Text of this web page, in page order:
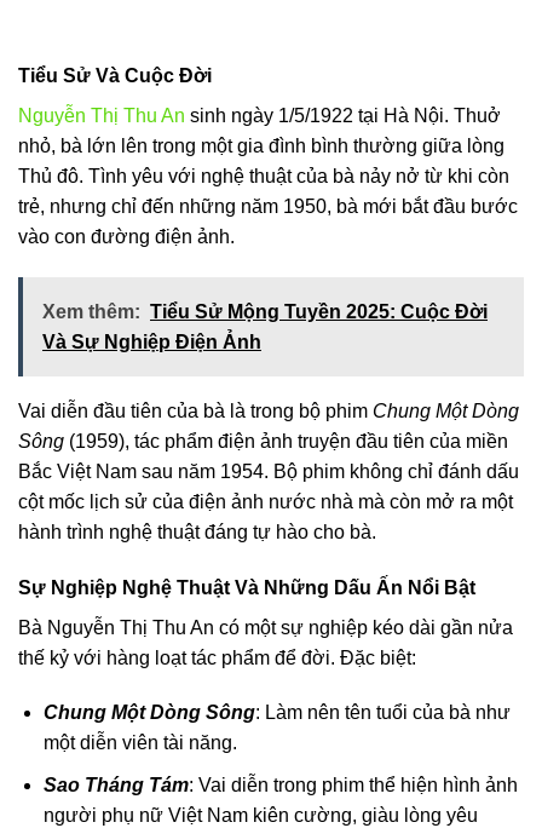
Tiểu Sử Và Cuộc Đời
Nguyễn Thị Thu An sinh ngày 1/5/1922 tại Hà Nội. Thuở
nhỏ, bà lớn lên trong một gia đình bình thường giữa lòng
Thủ đô. Tình yêu với nghệ thuật của bà nảy nở từ khi còn
trẻ, nhưng chỉ đến những năm 1950, bà mới bắt đầu bước
vào con đường điện ảnh.
Xem thêm: Tiểu Sử Mộng Tuyền 2025: Cuộc Đời
Và Sự Nghiệp Điện Ảnh
Vai diễn đầu tiên của bà là trong bộ phim Chung Một Dòng
Sông (1959), tác phẩm điện ảnh truyện đầu tiên của miền
Bắc Việt Nam sau năm 1954. Bộ phim không chỉ đánh dấu
cột mốc lịch sử của điện ảnh nước nhà mà còn mở ra một
hành trình nghệ thuật đáng tự hào cho bà.
Sự Nghiệp Nghệ Thuật Và Những Dấu Ấn Nổi Bật
Bà Nguyễn Thị Thu An có một sự nghiệp kéo dài gần nửa
thế kỷ với hàng loạt tác phẩm để đời. Đặc biệt:
Chung Một Dòng Sông: Làm nên tên tuổi của bà như
một diễn viên tài năng.
Sao Tháng Tám: Vai diễn trong phim thể hiện hình ảnh
người phụ nữ Việt Nam kiên cường, giàu lòng yêu